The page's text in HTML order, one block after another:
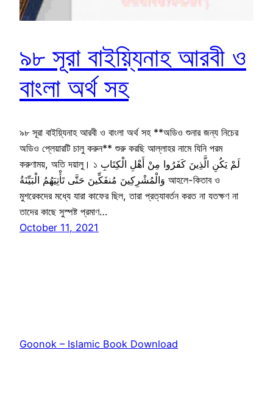
৯৮ সূরা বাইয়্যিনাহ আরবী ও
বাংলা অর্থ সহ
৯৮ সূরা বাইয়্যিনাহ আরবী ও বাংলা অর্থ সহ **অডিও শুনার জন্য নিচের
অডিও প্লেয়ারটি চালু করুন** শুরু করছি আল্লাহর নামে যিনি পরম
করুণাময়, অতি দয়ালু। ১ لَمْ يَكُنِ الَّذِينَ كَفَرُوا مِنْ أَهْلِ الْكِتَابِ
وَالْمُشْرِكِينَ مُنفَكِّينَ حَتَّى تَأْتِيَهُمُ الْبَيِّنَةُ আহলে-কিতাব ও
মুশরেকদের মধ্যে যারা কাফের ছিল, তারা প্রত্যাবর্তন করত না যতক্ষণ না
তাদের কাছে সুস্পষ্ট প্রমাণ…
October 11, 2021
Goonok – Islamic Book Download